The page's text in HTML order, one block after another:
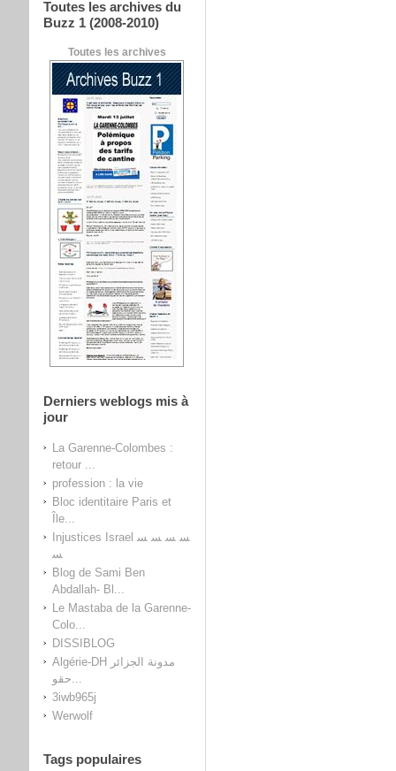
Toutes les archives du
Buzz 1 (2008-2010)
Toutes les archives
Derniers weblogs mis à
jour
La Garenne-Colombes :
retour ...
profession : la vie
Bloc identitaire Paris et
Île...
Injustices Israel ﺴ ﺴ ﺴ ﺴ
ﺴ
Blog de Sami Ben
Abdallah- Bl...
Le Mastaba de la Garenne-
Colo...
DISSIBLOG
Algérie-DH مدونة الجزائر
حقو...
3iwb965j
Werwolf
Tags populaires